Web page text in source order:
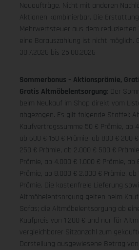
Neuaufträge. Nicht mit anderen
Aktionen kombinierbar. Die
Mehrwertsteuer aus dem
eine Barauszahlung ist nicht möglich.
30.7.2026 bis 25.08.2026
Sommerbonus – Aktionsprämie,
Gratis Altmöbelentsorgung: Der
beim Neukauf im Shop direkt vom
abgezogen. Es gilt folgende Staffel:
Kaufvertragssumme 50 € Prämie, ab
ab 600 € 150 € Prämie, ab 800 € 200
250 € Prämie, ab 2.000 € 500 €
Prämie, ab 4.000 € 1.000 € Prämie, ab
Prämie, ab 8.000 € 2.000 € Prämie, ab
Prämie. Die kostenfreie Lieferung
Altmöbelentsorgung gelten beim
Sofas; die Altmöbelentsorgung ab
Kaufpreis von 1.200 € und nur für
vergleichbarer Sitzanzahl zum
Darstellung ausgewiesene Betrag